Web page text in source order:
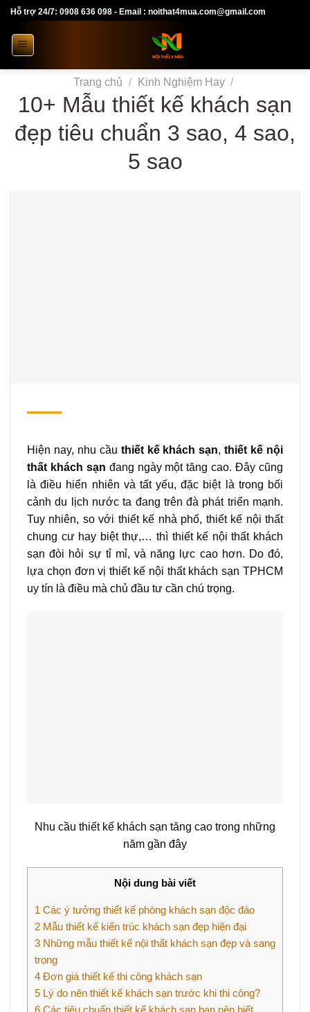
Skip
content
Hỗ trợ 24/7: 0908 636 098 - Email : noithat4mua.com@gmail.com
Trang chủ / Kinh Nghiệm Hay /
10+ Mẫu thiết kế khách sạn
đẹp tiêu chuẩn 3 sao, 4 sao,
5 sao
Hiện nay, nhu cầu thiết kế khách sạn,thiết kế nội
thất khách sạn đang ngày một tăng cao. Đây cũng
là điều hiển nhiên và tất yếu, đặc biệt là trong bối
cảnh du lịch nước ta đang trên đà phát triển mạnh.
Tuy nhiên, so với thiết kế nhà phố, thiết kế nội thất
chung cư hay biệt thự,… thì thiết kế nội thất khách
sạn đòi hỏi sự tỉ mỉ, và năng lực cao hơn. Do đó,
lựa chọn đơn vị thiết kế nội thất khách sạn TPHCM
uy tín là điều mà chủ đầu tư cần chú trọng.
Nhu cầu thiết kế khách sạn tăng cao trong những
năm gần đây
Nội dung bài viết
1 Các ý tưởng thiết kế phòng khách sạn độc đáo
2 Mẫu thiết kế kiến trúc khách sạn đẹp hiện đại
3 Những mẫu thiết kế nội thất khách sạn đẹp và sang
trọng
4 Đơn giá thiết kế thi công khách sạn
5 Lý do nên thiết kế khách sạn trước khi thi công?
6 Các tiêu chuẩn thiết kế khách sạn bạn nên biết